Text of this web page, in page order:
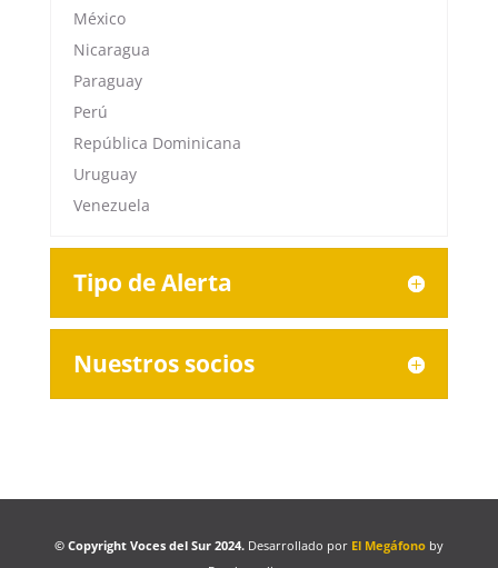
México
Nicaragua
Paraguay
Perú
República Dominicana
Uruguay
Venezuela
Tipo de Alerta
Nuestros socios
© Copyright Voces del Sur 2024.Desarrollado por El Megáfonoby